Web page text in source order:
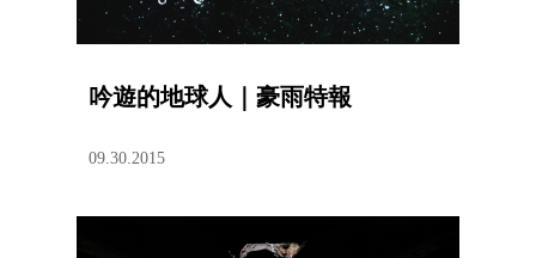
吟遊的地球人｜豪雨特報
09.30.2015